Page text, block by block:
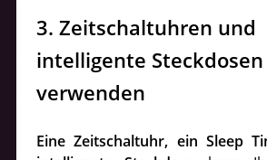
3. Zeitschaltuhren und
intelligente Steckdosen
verwenden
Eine Zeitschaltuhr, ein Sleep